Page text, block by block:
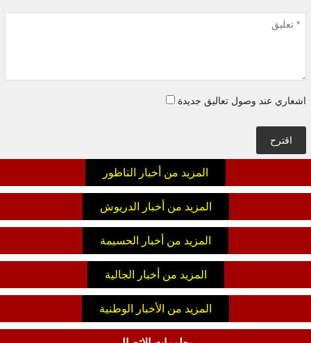
اشعاري عند وصول تعاليق جديدة
اقترح
المزيد من أخبار الناظور
المزيد من أخبار الدريوش
المزيد من أخبار الحسيمة
المزيد من أخبار الجالية
المزيد من الأخبار الوطنية